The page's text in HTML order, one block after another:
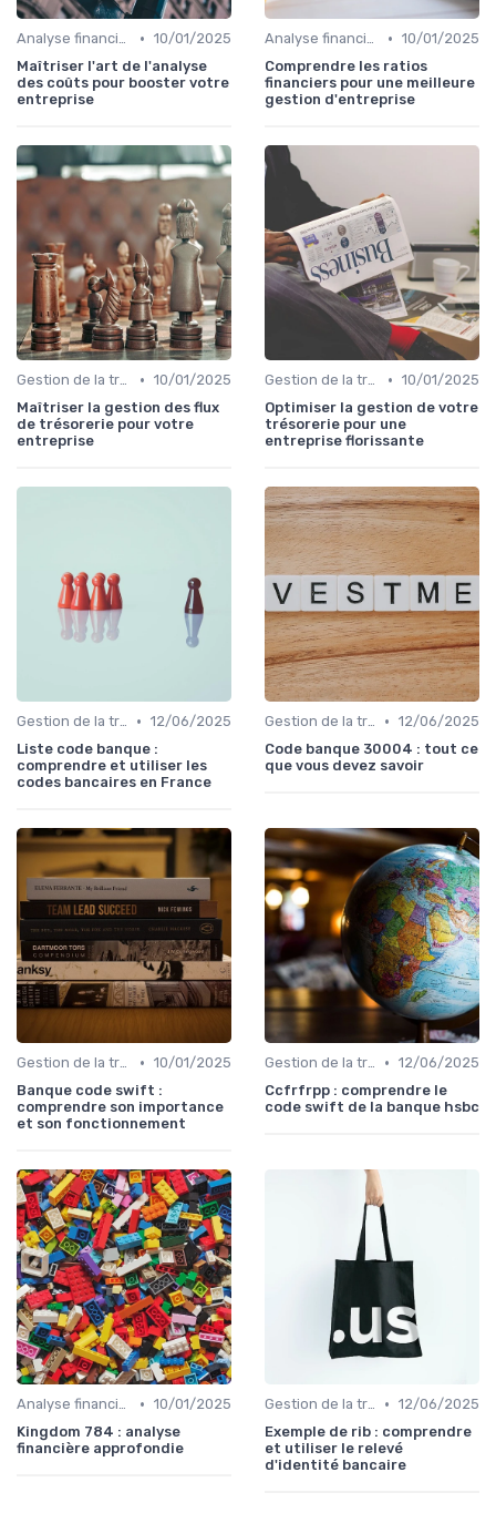
Analyse financière • 10/01/2025
Maîtriser l'art de l'analyse
des coûts pour booster votre
entreprise
Analyse financière • 10/01/2025
Comprendre les ratios
financiers pour une meilleure
gestion d'entreprise
Gestion de la trésorerie & cash management • 10/01/2025
Maîtriser la gestion des flux
de trésorerie pour votre
entreprise
Gestion de la trésorerie & cash management • 10/01/2025
Optimiser la gestion de votre
trésorerie pour une
entreprise florissante
Gestion de la trésorerie & cash management • 12/06/2025
Liste code banque :
comprendre et utiliser les
codes bancaires en France
Gestion de la trésorerie & cash management • 12/06/2025
Code banque 30004 : tout ce
que vous devez savoir
Gestion de la trésorerie & cash management • 10/01/2025
Banque code swift :
comprendre son importance
et son fonctionnement
Gestion de la trésorerie & cash management • 12/06/2025
Ccfrfrpp : comprendre le
code swift de la banque hsbc
Analyse financière • 10/01/2025
Kingdom 784 : analyse
financière approfondie
Gestion de la trésorerie & cash management • 12/06/2025
Exemple de rib : comprendre
et utiliser le relevé
d'identité bancaire